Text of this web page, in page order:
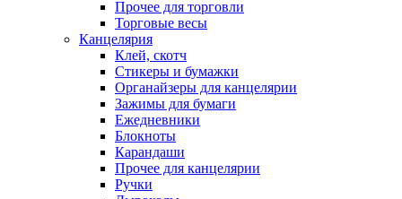
Прочее для торговли
Торговые весы
Канцелярия
Клей, скотч
Стикеры и бумажки
Органайзеры для канцелярии
Зажимы для бумаги
Ежедневники
Блокноты
Карандаши
Прочее для канцелярии
Ручки